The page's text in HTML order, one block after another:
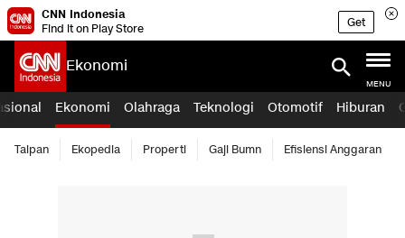
CNN Indonesia
Find it on Play Store
Get
Ekonomi
MENU
Ekonomi Olahraga Teknologi Otomotif Hiburan
Taipan Ekopedia Properti Gaji Bumn Efisiensi Anggaran